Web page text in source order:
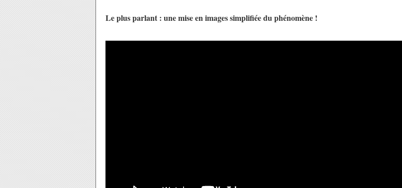
Le plus parlant : une mise en images simplifiée du phénomène !